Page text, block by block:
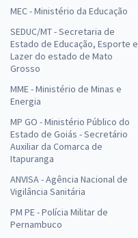
MEC - Ministério da Educação
SEDUC/MT - Secretaria de
Estado de Educação, Esporte e
Lazer do estado de Mato
Grosso
MME - Ministério de Minas e
Energia
MP GO - Ministério Público do
Estado de Goiás - Secretário
Auxiliar da Comarca de
Itapuranga
ANVISA - Agência Nacional de
Vigilância Sanitária
PM PE - Polícia Militar de
Pernambuco